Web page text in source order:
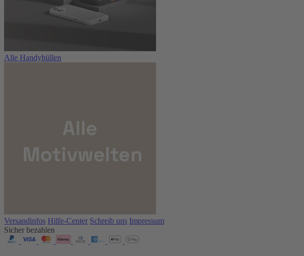
Alle Handyhüllen
Versandinfos Hilfe-Center Schreib uns Impressum
Sicher bezahlen